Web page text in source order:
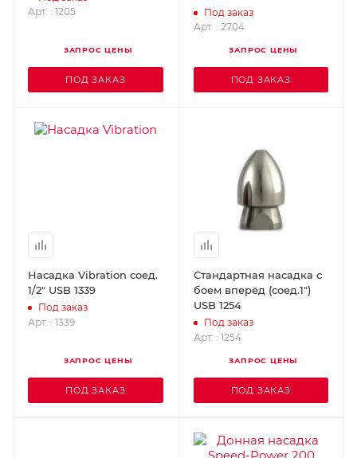
Арт. : 1205
ЗАПРОС ЦЕНЫ
ПОД ЗАКАЗ
USB 2704
Под заказ
Арт. : 2704
ЗАПРОС ЦЕНЫ
ПОД ЗАКАЗ
Насадка Vibration соед.
1/2" USB 1339
Под заказ
Арт. : 1339
ЗАПРОС ЦЕНЫ
ПОД ЗАКАЗ
Стандартная насадка с
боем вперёд (соед.1")
USB 1254
Под заказ
Арт. : 1254
ЗАПРОС ЦЕНЫ
ПОД ЗАКАЗ